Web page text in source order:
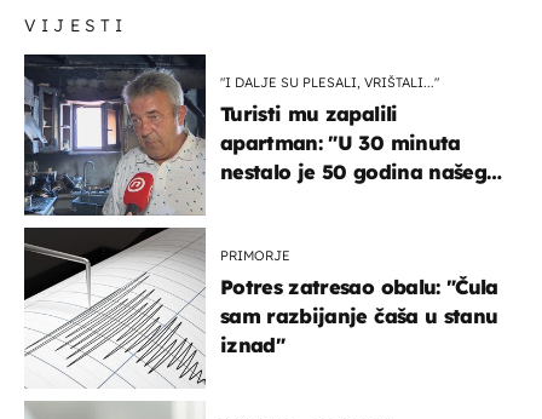
VIJESTI
"I DALJE SU PLESALI, VRIŠTALI..."
Turisti mu zapalili
apartman: "U 30 minuta
nestalo je 50 godina našeg
PRIMORJE
Potres zatresao obalu: "Čula
sam razbijanje čaša u stanu
iznad"